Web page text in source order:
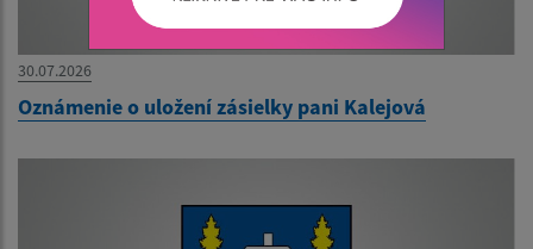
30.07.2026
Oznámenie o uložení zásielky pani Kalejová